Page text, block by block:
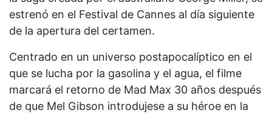
estrenó en el Festival de Cannes al día siguiente
de la apertura del certamen.
Centrado en un universo postapocalíptico en el
que se lucha por la gasolina y el agua, el filme
marcará el retorno de Mad Max 30 años después
de que Mel Gibson introdujese a su héroe en la